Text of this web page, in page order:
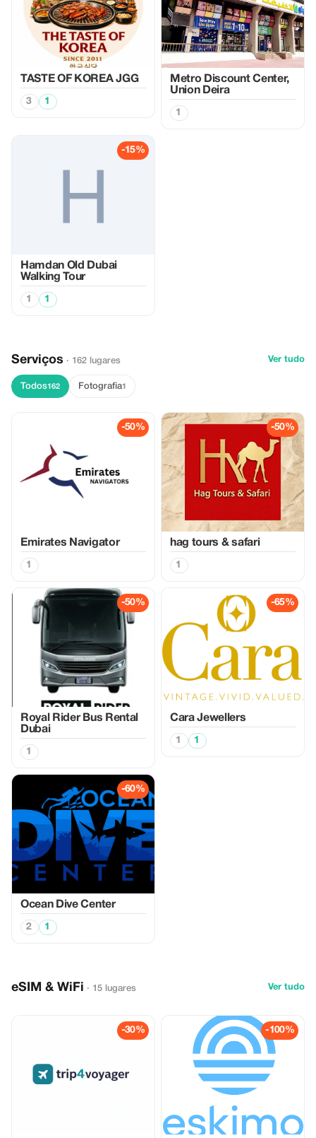
TASTE OF KOREA JGG
3 1
Metro Discount Center,
Union Deira
1
-15%
Hamdan Old Dubai
Walking Tour
1 1
Serviços · 162 lugares Ver tudo
Todos162 Fotografia1
-50%
Emirates Navigator
1
-50%
hag tours & safari
1
-50%
Royal Rider Bus Rental
Dubai
1
-65%
Cara Jewellers
1 1
-60%
Ocean Dive Center
2 1
eSIM & WiFi · 15 lugares Ver tudo
-30% -100%